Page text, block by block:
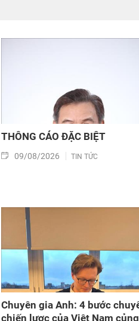
THÔNG CÁO ĐẶC BIỆT
09/08/2026 TIN TỨC
Chuyên gia Anh: 4 bước
chiến lược của Việt Nam